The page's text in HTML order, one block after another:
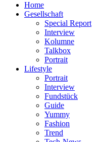
Home
Gesellschaft
Special Report
Interview
Kolumne
Talkbox
Portrait
Lifestyle
Portrait
Interview
Fundstück
Guide
Yummy
Fashion
Trend